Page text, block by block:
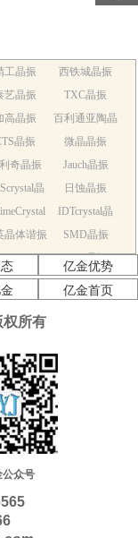
工晶振
西铁城晶振
艺晶振
TXC晶振
高晶振
百利通亚陶晶
振
晶振
微晶晶振
奇晶振
Jauch晶振
晶
振
日蚀晶振
晶振
IDTcrystal晶
振
晶体谐振
器
SMD晶振
Quart
crystal
AEK晶振
晶振
Euroquartz晶
晶振
晶振
Transko晶振
晶
振晶振
晶振
晶振
晶
晶振
亿金优势
亿金首页
权所有
公众号